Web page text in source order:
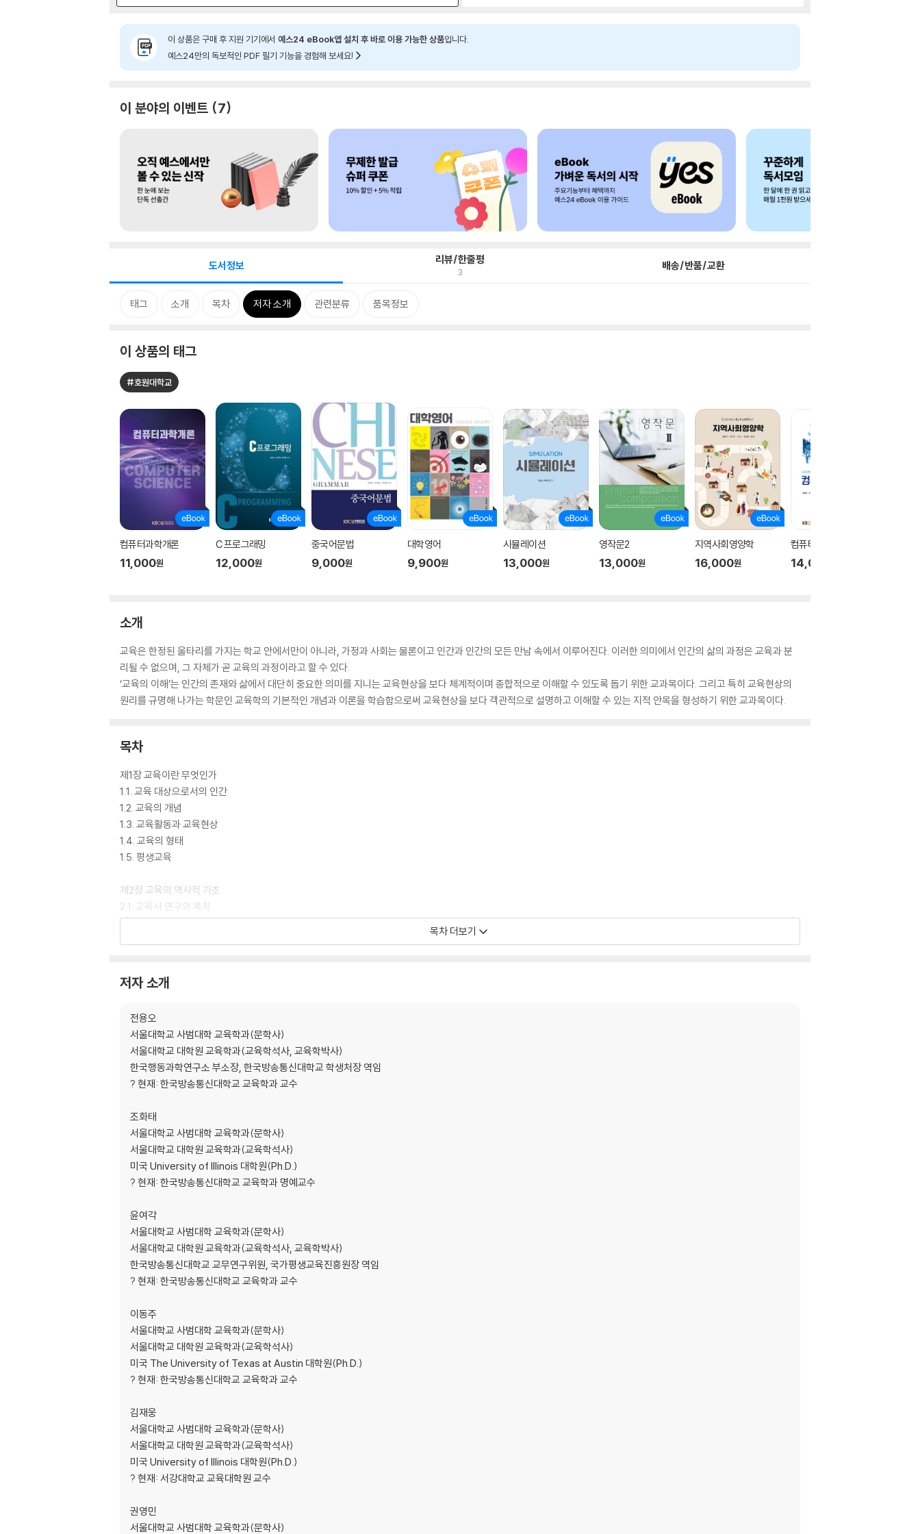
이 상품은 구매 후 지원 기기에서 예스24 eBook앱 설치 후 바로 이용 가능한 상품입니다.
예스24만의 독보적인 PDF 필기 기능을 경험해 보세요!
이 분야의 이벤트 7
도서정보 리뷰/한줄평
3 배송/반품/교환
태그 소개 목차 저자 소개 관련분류 품목정보
이 상품의 태그
#호원대학교
컴퓨터과학개론
11,000원
C 프로그래밍
12,000원
중국어문법
9,000원
대학영어
9,900원
시뮬레이션
13,000원
영작문2
13,000원
지역사회영양학
16,000원
컴퓨터구조
14,000
소개
교육은 한정된 울타리를 가지는 학교 안에서만이 아니라, 가정과 사회는 물론이고 인간과 인간의 모든 만남 속에서 이루어진다. 이러한 의미에서 인간의 삶의 과정은 교육과 분
리될 수 없으며, 그 자체가 곧 교육의 과정이라고 할 수 있다.
‘교육의 이해’는 인간의 존재와 삶에서 대단히 중요한 의미를 지니는 교육현상을 보다 체계적이며 종합적으로 이해할 수 있도록 돕기 위한 교과목이다. 그리고 특히 교육현상의
원리를 규명해 나가는 학문인 교육학의 기본적인 개념과 이론을 학습함으로써 교육현상을 보다 객관적으로 설명하고 이해할 수 있는 지적 안목을 형성하기 위한 교과목이다.
목차
제1장 교육이란 무엇인가
1.1. 교육 대상으로서의 인간
1.2. 교육의 개념
1.3. 교육활동과 교육현상
1.4. 교육의 형태
1.5. 평생교육
제2장 교육의 역사적 기초
2.1. 교육사 연구의 목적
2.2. 교육의 전개와 발달
3.2. 교육철학의 특징과 기능
제4장 교육의 심리학적 기초
4.1. 인간 이해에 관한 심리학적 관점
4.2. 인간의 심리적 제 특성과 발달
4.3. 학습이론
제5장 교육의 사회학적 기초
5.1. 사회적 현상으로서의 교육
5.2. 사회 선발과 교육
5.3. 사회계층과 교육
제6장 교육의 과정과 실제
6.1. 교육과정
6.2. 수업의 과정과 수업방법의 종류
6.3. 교수매체의 활용
제7장 교육행정과 정책
7.1. 교육행정의 개념과 원리
7.2. 교육행정의 접근
7.3. 교육정책의 과정과 참여자
목차 더보기
저자 소개
전용오
서울대학교 사범대학 교육학과(문학사)
서울대학교 대학원 교육학과(교육학석사, 교육학박사)
한국행동과학연구소 부소장, 한국방송통신대학교 학생처장 역임
? 현재: 한국방송통신대학교 교육학과 교수
조화태
서울대학교 사범대학 교육학과(문학사)
서울대학교 대학원 교육학과(교육학석사)
미국 University of Illinois 대학원(Ph.D.)
? 현재: 한국방송통신대학교 교육학과 명예교수
윤여각
서울대학교 사범대학 교육학과(문학사)
서울대학교 대학원 교육학과(교육학석사, 교육학박사)
한국방송통신대학교 교무연구위원, 국가평생교육진흥원장 역임
? 현재: 한국방송통신대학교 교육학과 교수
이동주
서울대학교 사범대학 교육학과(문학사)
서울대학교 대학원 교육학과(교육학석사)
미국 The University of Texas at Austin 대학원(Ph.D.)
? 현재: 한국방송통신대학교 교육학과 교수
김재웅
서울대학교 사범대학 교육학과(문학사)
서울대학교 대학원 교육학과(교육학석사)
미국 University of Illinois 대학원(Ph.D.)
? 현재: 서강대학교 교육대학원 교수
권영민
서울대학교 사범대학 교육학과(문학사)